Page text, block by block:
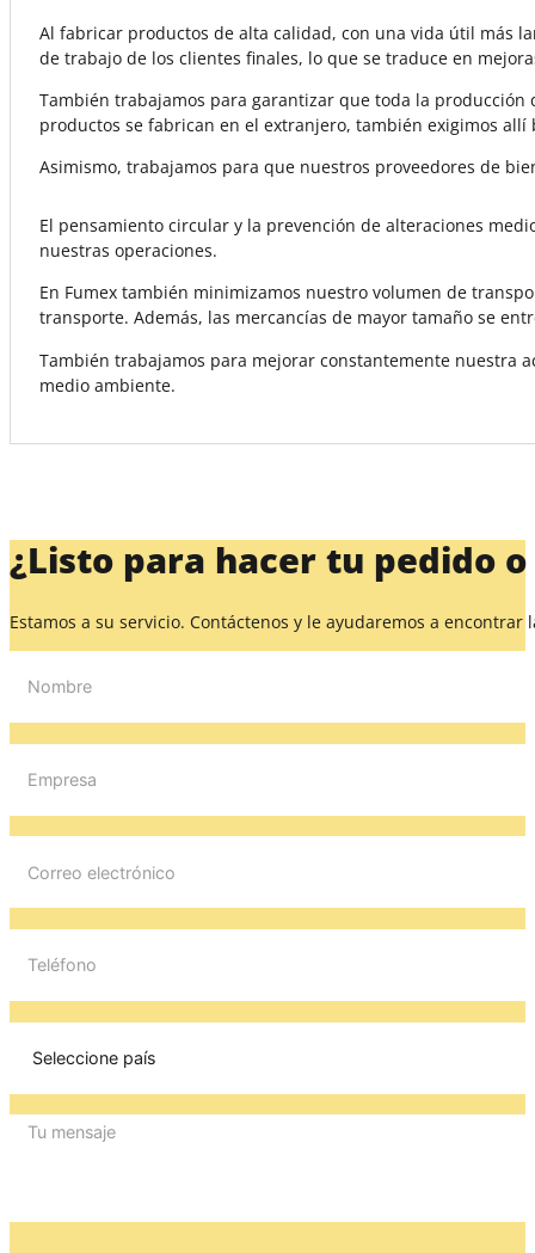
Al fabricar productos de alta calidad, con una vida útil más
de trabajo de los clientes finales, lo que se traduce en
También trabajamos para garantizar que toda la
productos se fabrican en el extranjero, también exigimos
Asimismo, trabajamos para que nuestros proveedores de
El pensamiento circular y la prevención de alteraciones
nuestras operaciones.
En Fumex también minimizamos nuestro volumen de
transporte. Además, las mercancías de mayor tamaño se
También trabajamos para mejorar constantemente nuestra
medio ambiente.
¿Listo para hacer tu pedido
Estamos a su servicio. Contáctenos y le ayudaremos a